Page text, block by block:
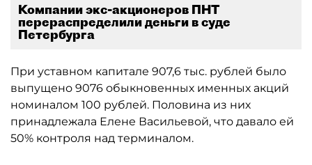
Компании экс-акционеров ПНТ
перераспределили деньги в суде
Петербурга
При уставном капитале 907,6 тыс. рублей было
выпущено 9076 обыкновенных именных акций
номиналом 100 рублей. Половина из них
принадлежала Елене Васильевой, что давало ей
50% контроля над терминалом.